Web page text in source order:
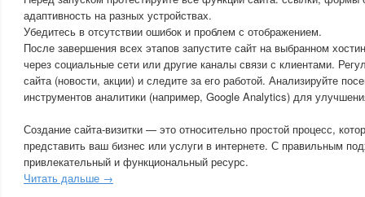
адаптивность на разных устройствах.
Убедитесь в отсутствии ошибок и проблем с отображением.
После завершения всех этапов запустите сайт на выбранном
через социальные сети или другие каналы связи с клиентами.
сайта (новости, акции) и следите за его работой. Анализируйте
инструментов аналитики (например, Google Analytics) для
Создание сайта-визитки — это относительно простой процесс,
представить ваш бизнес или услуги в интернете. С правильным
привлекательный и функциональный ресурс.
Читать дальше →